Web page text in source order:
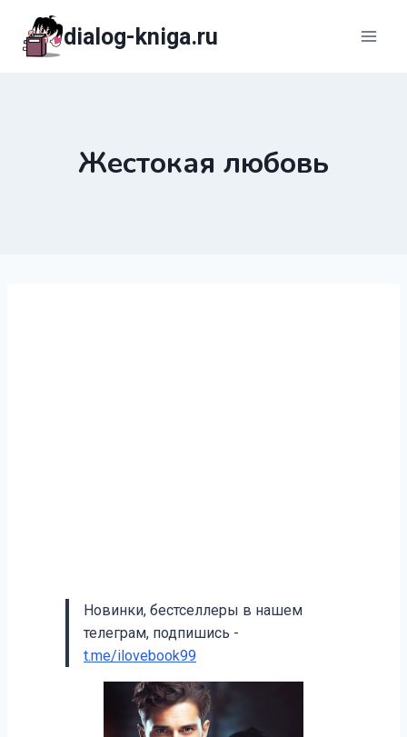
содержимому
dialog-kniga.ru
Жестокая любовь
Новинки, бестселлеры в нашем
телеграм, подпишись -
t.me/ilovebook99